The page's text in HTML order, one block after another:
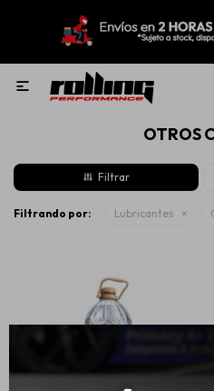

OTROS
Filtrando por: Lubricantes
Nuevo!
Llantas
Lubricantes
Aditivos